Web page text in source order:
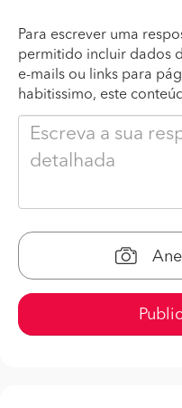
Para escrever uma
permitido incluir dados
e-mails ou links para
habitissimo, este